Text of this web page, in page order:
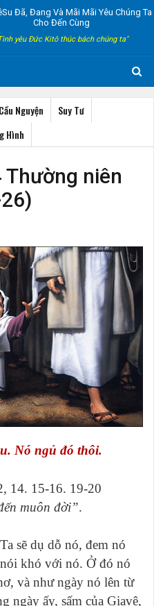
Đã, Đang Và Mãi Mãi Yêu Chúng Ta
Cho Đến Cùng
yêu Đức Kitô thúc bách chúng ta"
Cầu Nguyện
Suy Tư
Hình
Thường niên
Nó ngủ đó thôi.
14. 15-16. 19-20
muôn đời”.
sẽ dụ dỗ nó, đem nó
khó với nó. Ở đó nó
và như ngày nó lên từ
ngày ấy, sấm của Giavê,